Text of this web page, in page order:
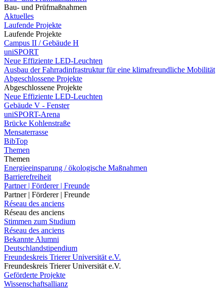
Bau- und Prüfmaßnahmen
Aktuelles
Laufende Projekte
Laufende Projekte
Campus II / Gebäude H
uniSPORT
Neue Effiziente LED-Leuchten
Ausbau der Fahrradinfrastruktur für eine klimafreundliche Mobilität
Abgeschlossene Projekte
Abgeschlossene Projekte
Neue Effiziente LED-Leuchten
Gebäude V - Fenster
uniSPORT-Arena
Brücke Kohlenstraße
Mensaterrasse
BibTop
Themen
Themen
Energieeinsparung / ökologische Maßnahmen
Barrierefreiheit
Partner | Förderer | Freunde
Partner | Förderer | Freunde
Réseau des anciens
Réseau des anciens
Stimmen zum Studium
Réseau des anciens
Bekannte Alumni
Deutschlandstipendium
Freundeskreis Trierer Universität e.V.
Freundeskreis Trierer Universität e.V.
Geförderte Projekte
Wissenschaftsallianz